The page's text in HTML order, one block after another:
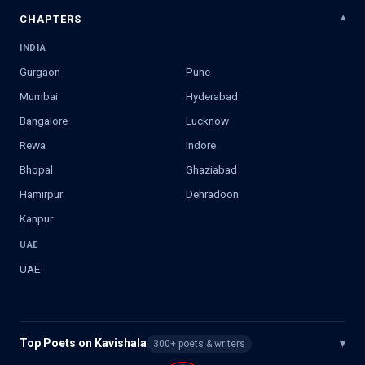
CHAPTERS
INDIA
Gurgaon
Pune
Mumbai
Hyderabad
Bangalore
Lucknow
Rewa
Indore
Bhopal
Ghaziabad
Hamirpur
Dehradoon
Kanpur
UAE
UAE
Top Poets on Kavishala 300+ poets & writers ▾